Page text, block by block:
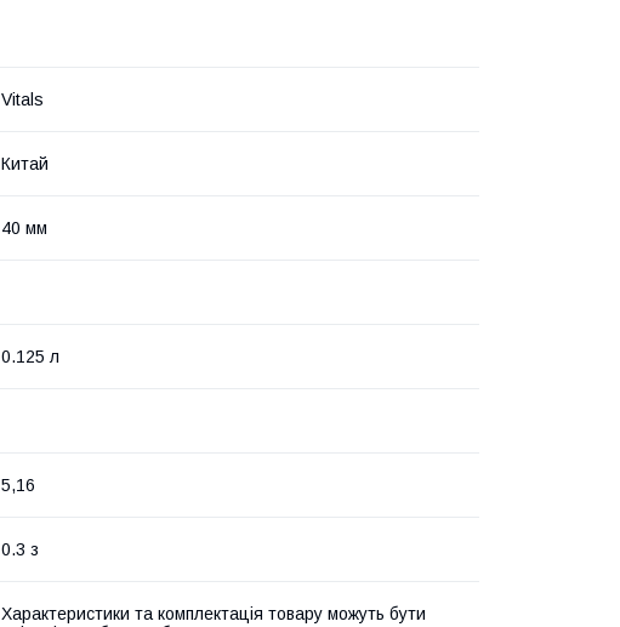
Vitals
Китай
40 мм
0.125 л
5,16
0.3 з
Характеристики та комплектація товару можуть бути